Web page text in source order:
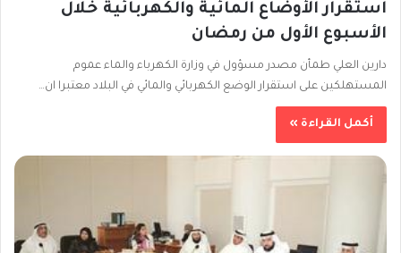
استقرار الأوضاع المائية والكهربائية خلال
الأسبوع الأول من رمضان
دارين العلي طمأن مصدر مسؤول في وزارة الكهرباء والماء عموم
المستهلكين على استقرار الوضع الكهربائي والمائي في البلاد معتبرا ان…
أكمل القراءة »